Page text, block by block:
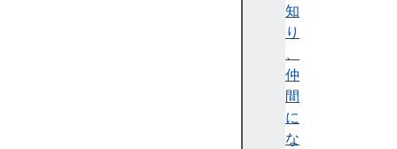
知
り
、
仲
間
に
な